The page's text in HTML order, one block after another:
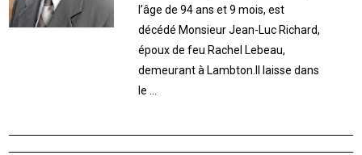
l’âge de 94 ans et 9 mois, est
décédé Monsieur Jean-Luc Richard,
époux de feu Rachel Lebeau,
demeurant à Lambton.Il laisse dans
le ...